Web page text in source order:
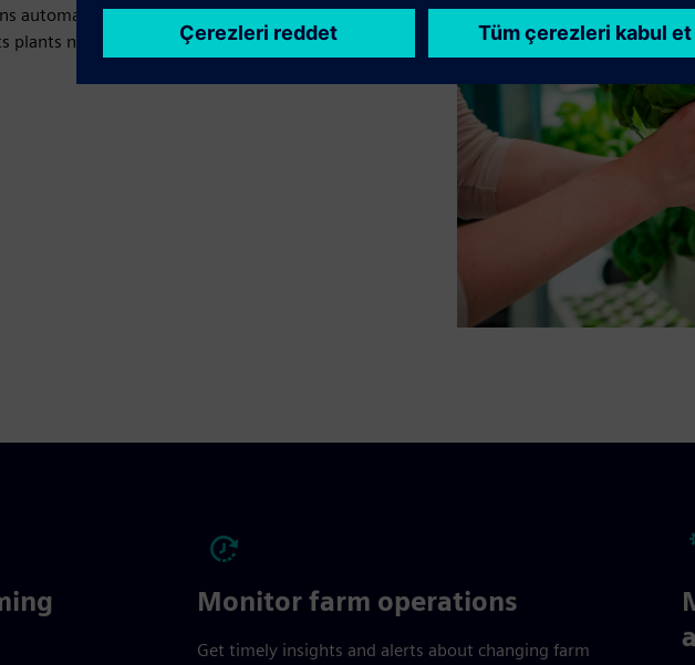
automation solutions delivering the precise
need to thrive.
Monitor farm operations
Get timely insights and alerts about changing farm